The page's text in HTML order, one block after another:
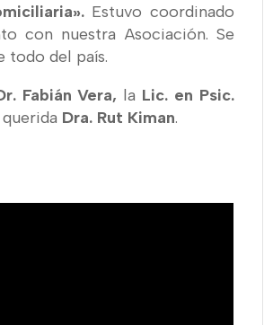
Estuvo coordinado
con nuestra Asociación. Se
todo del país.
Fabián Vera, la Lic. en Psic.
Dra. Rut Kiman.